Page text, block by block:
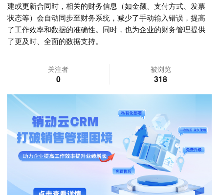
建或更新合同时，相关的财务信息（如金额、支付方式、发票
状态等）会自动同步至财务系统，减少了手动输入错误，提高
了工作效率和数据的准确性。同时，也为企业的财务管理提供
了更及时、全面的数据支持。
关注者
0
被浏览
318